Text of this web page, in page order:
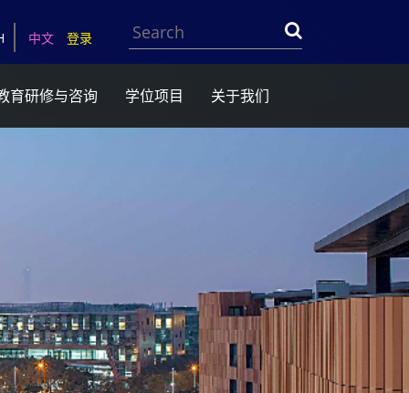
中文 登录
育研修与咨询 学位项目 关于我们